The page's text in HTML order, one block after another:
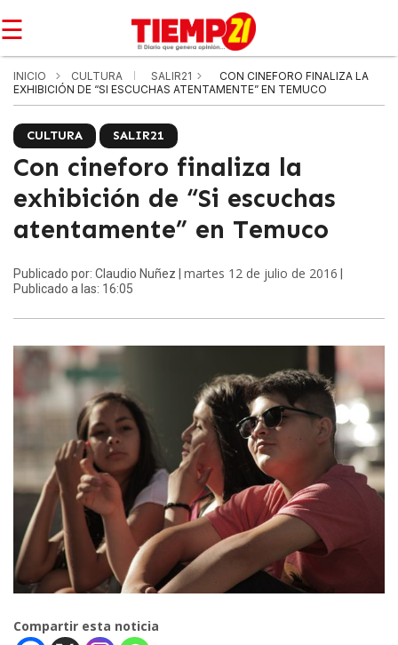
☰
INICIO CULTURA SALIR21
CON CINEFORO FINALIZA LA
EXHIBICIÓN DE “SI ESCUCHAS ATENTAMENTE” EN TEMUCO
CULTURA SALIR21
Con cineforo finaliza la
exhibición de “Si escuchas
atentamente” en Temuco
Publicado por: Claudio Nuñez | martes 12 de julio de 2016
Publicado a las: 16:05
Compartir esta noticia